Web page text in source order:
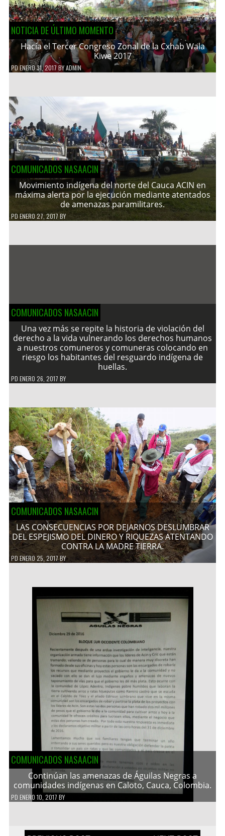
NOTICIA DE ÚLTIMO MOMENTO
Hacía el Tercer Congreso Zonal de la Cxhab Wala
Kiwe 2017
PDENERO 31, 2017 BYADMIN
COMUNICADOS NASAACIN
Movimiento indígena del norte del Cauca ACIN en
máxima alerta por la ejecución mediante atentados
de amenazas paramilitares.
PDENERO 27, 2017 BY
COMUNICADOS NASAACIN
Una vez más se repite la historia de violación del
derecho a la vida vulnerando los derechos humanos
a nuestros comuneros y comuneras colocando en
riesgo los habitantes del resguardo indígena de
huellas.
PD ENERO 26, 2017 BY
COMUNICADOS NASAACIN
LAS CONSECUENCIAS POR DEJARNOS DESLUMBRAR
DEL ESPEJISMO DEL DINERO Y RIQUEZAS ATENTANDO
CONTRA LA MADRE TIERRA.
PDENERO 25, 2017BY
COMUNICADOS NASAACIN
Continúan las amenazas de Águilas Negras a
comunidades indígenas en Caloto, Cauca, Colombia.
PD ENERO 10, 2017 BY